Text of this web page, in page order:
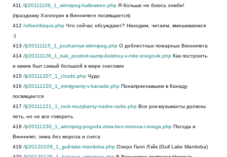
411 /lj/20111109_1_winnipeg-halloween.php Я больше не боюсь зомби!
(празднику Хэллоуин в Виннипеге посвящается)
412 /other/disqus.php Что сейчас обсуждают? Находим, читаем, вмешиваемся
:)
413 /lj/20111115_1_pozharnye-winnipeg.php О доблестных пожарных Виннипега
414 /lj/20111126_1_kak_postroit-samiy-bolshoy-v-mire-snegovik.php Как построить
и каким был самый большой в мире снеговик
415 /lj/20111207_1_chudo.php Чудо
416 /lj/20111220_1_immigranty-v-kanade.php Понаприехавшим в Канаду
посвящается
417 /lj/20111221_1_rock-muzykanty-nashe-radio.php Все рок-музыканты должны
петь, но не все говорить
418 /lj/20111230_1_winnipeg-pogoda-zima-bez-moroza-i-snega.php Погода и
Виннипег, зима без мороза и снега
419 /lj/20120109_1_gull-lake-manitoba.php Озеро Галл Лэйк (Gull Lake Manitoba)